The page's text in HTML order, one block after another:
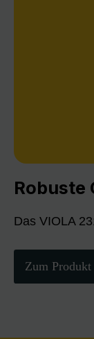
Robuste
Das VIOLA
Zum Produkt